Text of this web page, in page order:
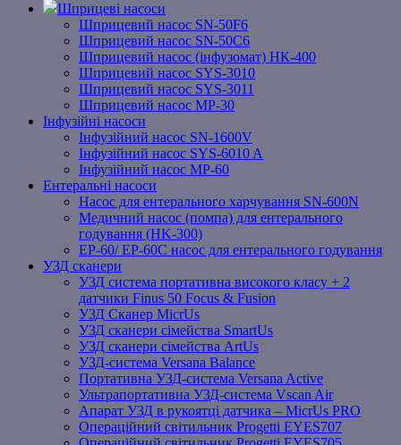
Шприцеві насоси
Шприцевий насос SN-50F6
Шприцевий насос SN-50C6
Шприцевий насос (інфузомат) НК-400
Шприцевий насос SYS-3010
Шприцевий насос SYS-3011
Шприцевий насос MP-30
Інфузійні насоси
Інфузійний насос SN-1600V
Інфузійний насос SYS-6010 A
Інфузійний насос MP-60
Ентеральні насоси
Насос для ентерального харчування SN-600N
Медичний насос (помпа) для ентерального
годування (HK-300)
EP-60/ EP-60C насос для ентерального годування
УЗД сканери
УЗД система портативна високого класу + 2
датчики Finus 50 Focus & Fusion
УЗД Сканер MicrUs
УЗД сканери сімейства SmartUs
УЗД сканери сімейства ArtUs
УЗД-система Versana Balance
Портативна УЗД-система Versana Active
Ультрапортативна УЗД-система Vscan Air
Апарат УЗД в рукоятці датчика – MicrUs PRO
Операційний світильник Progetti EYES707